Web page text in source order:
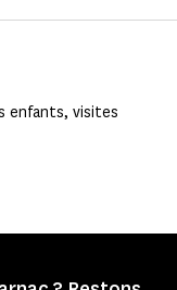
enfants, visites